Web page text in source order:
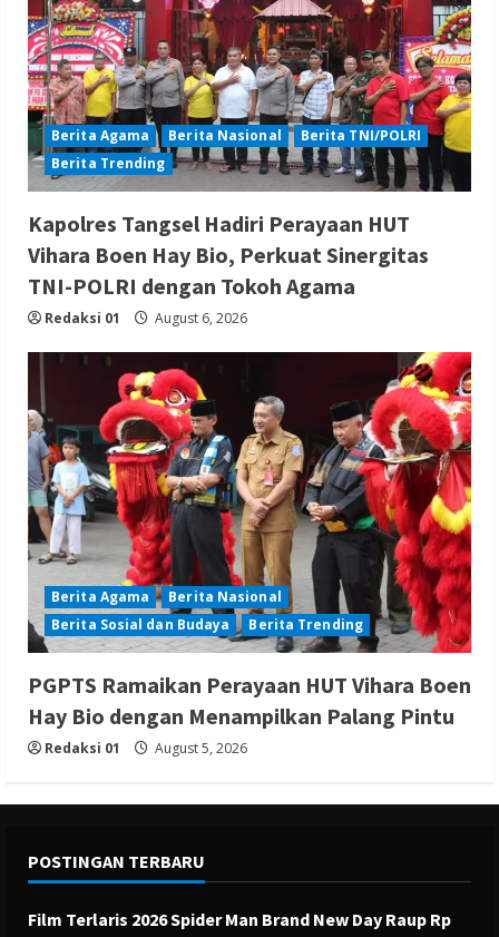
Berita Agama Berita Nasional
Berita TNI/POLRI
Berita Trending
Kapolres Tangsel Hadiri Perayaan HUT
Vihara Boen Hay Bio, Perkuat Sinergitas
TNI-POLRI dengan Tokoh Agama
Redaksi 01 August 6, 2026
Berita Agama
Berita Nasional
Berita Sosial dan Budaya
Berita Trending
PGPTS Ramaikan Perayaan HUT Vihara Boen
Hay Bio dengan Menampilkan Palang Pintu
Redaksi 01 August 5, 2026
POSTINGAN TERBARU
Film Terlaris 2026 Spider Man Brand New Day Raup Rp